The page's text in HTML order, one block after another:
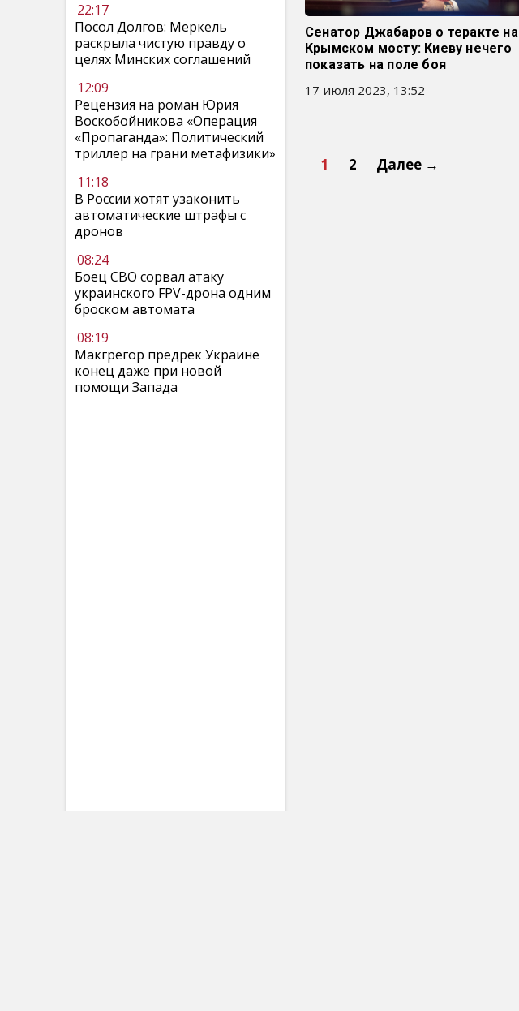
22:17
Посол Долгов: Меркель
раскрыла чистую правду о
целях Минских соглашений
12:09
Рецензия на роман Юрия
Воскобойникова «Операция
«Пропаганда»: Политический
триллер на грани метафизики»
11:18
В России хотят узаконить
автоматические штрафы с
дронов
08:24
Боец СВО сорвал атаку
украинского FPV-дрона одним
броском автомата
08:19
Макгрегор предрек Украине
конец даже при новой
помощи Запада
Сенатор Джабаров о теракте на
Крымском мосту: Киеву нечего
показать на поле боя
17 июля 2023, 13:52
1 2 Далее →